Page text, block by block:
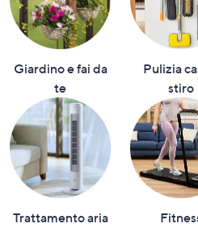
Giardino e fai da
te
Pulizia
stiro
Trattamento aria